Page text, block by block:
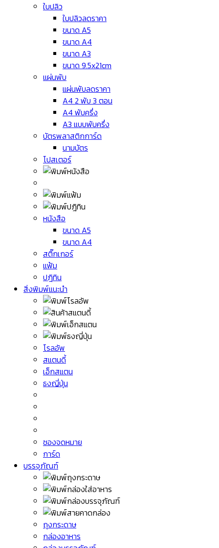
ใบปลิว
ใบปลิวลดราคา
ขนาด A5
ขนาด A4
ขนาด A3
ขนาด 9.5x21cm
แผ่นพับ
แผ่นพับลดราคา
A4 2 พับ 3 ตอน
A4 พับครึ่ง
A3 แบบพับครึ่ง
บัตรพลาสติกการ์ด
นามบัตร
โปสเตอร์
หนังสือ
ขนาด A5
ขนาด A4
สติ๊กเกอร์
แฟ้ม
ปฎิทิน
สิ่งพิมพ์แนะนำ
โรลอัพ
สแตนดี้
เอ็กสแตน
ธงญี่ปุ่น
ซองจดหมาย
การ์ด
บรรจุภัณฑ์
ถุงกระดาษ
กล่องอาหาร